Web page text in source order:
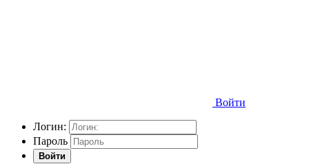
Войти
Логин:
Пароль
Войти